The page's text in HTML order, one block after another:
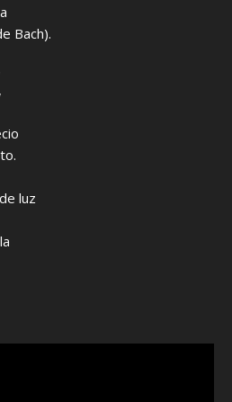
Bach).
luz